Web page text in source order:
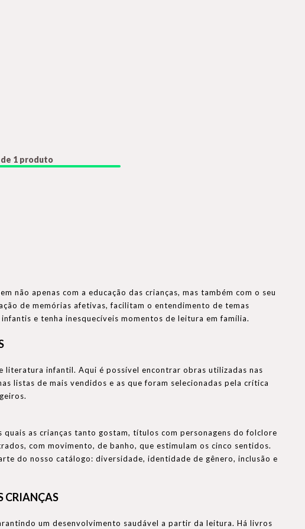
de 1 produto
apenas com a educação das crianças, mas também com o seu
de memórias afetivas, facilitam o entendimento de temas
e tenha inesquecíveis momentos de leitura em família.
literatura infantil. Aqui é possível encontrar obras utilizadas nas
listas de mais vendidos e as que foram selecionadas pela crítica
quais as crianças tanto gostam, títulos com personagens do folclore
com movimento, de banho, que estimulam os cinco sentidos.
do nosso catálogo: diversidade, identidade de gênero, inclusão e
CRIANÇAS
um desenvolvimento saudável a partir da leitura. Há livros